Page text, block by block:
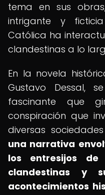
tema en sus
intrigante y
Católica ha
clandestinas a lo
En la novela
Gustavo Dessal,
fascinante que
conspiración que
diversas
una narrativa
los entresijos de
clandestinas y
acontecimientos